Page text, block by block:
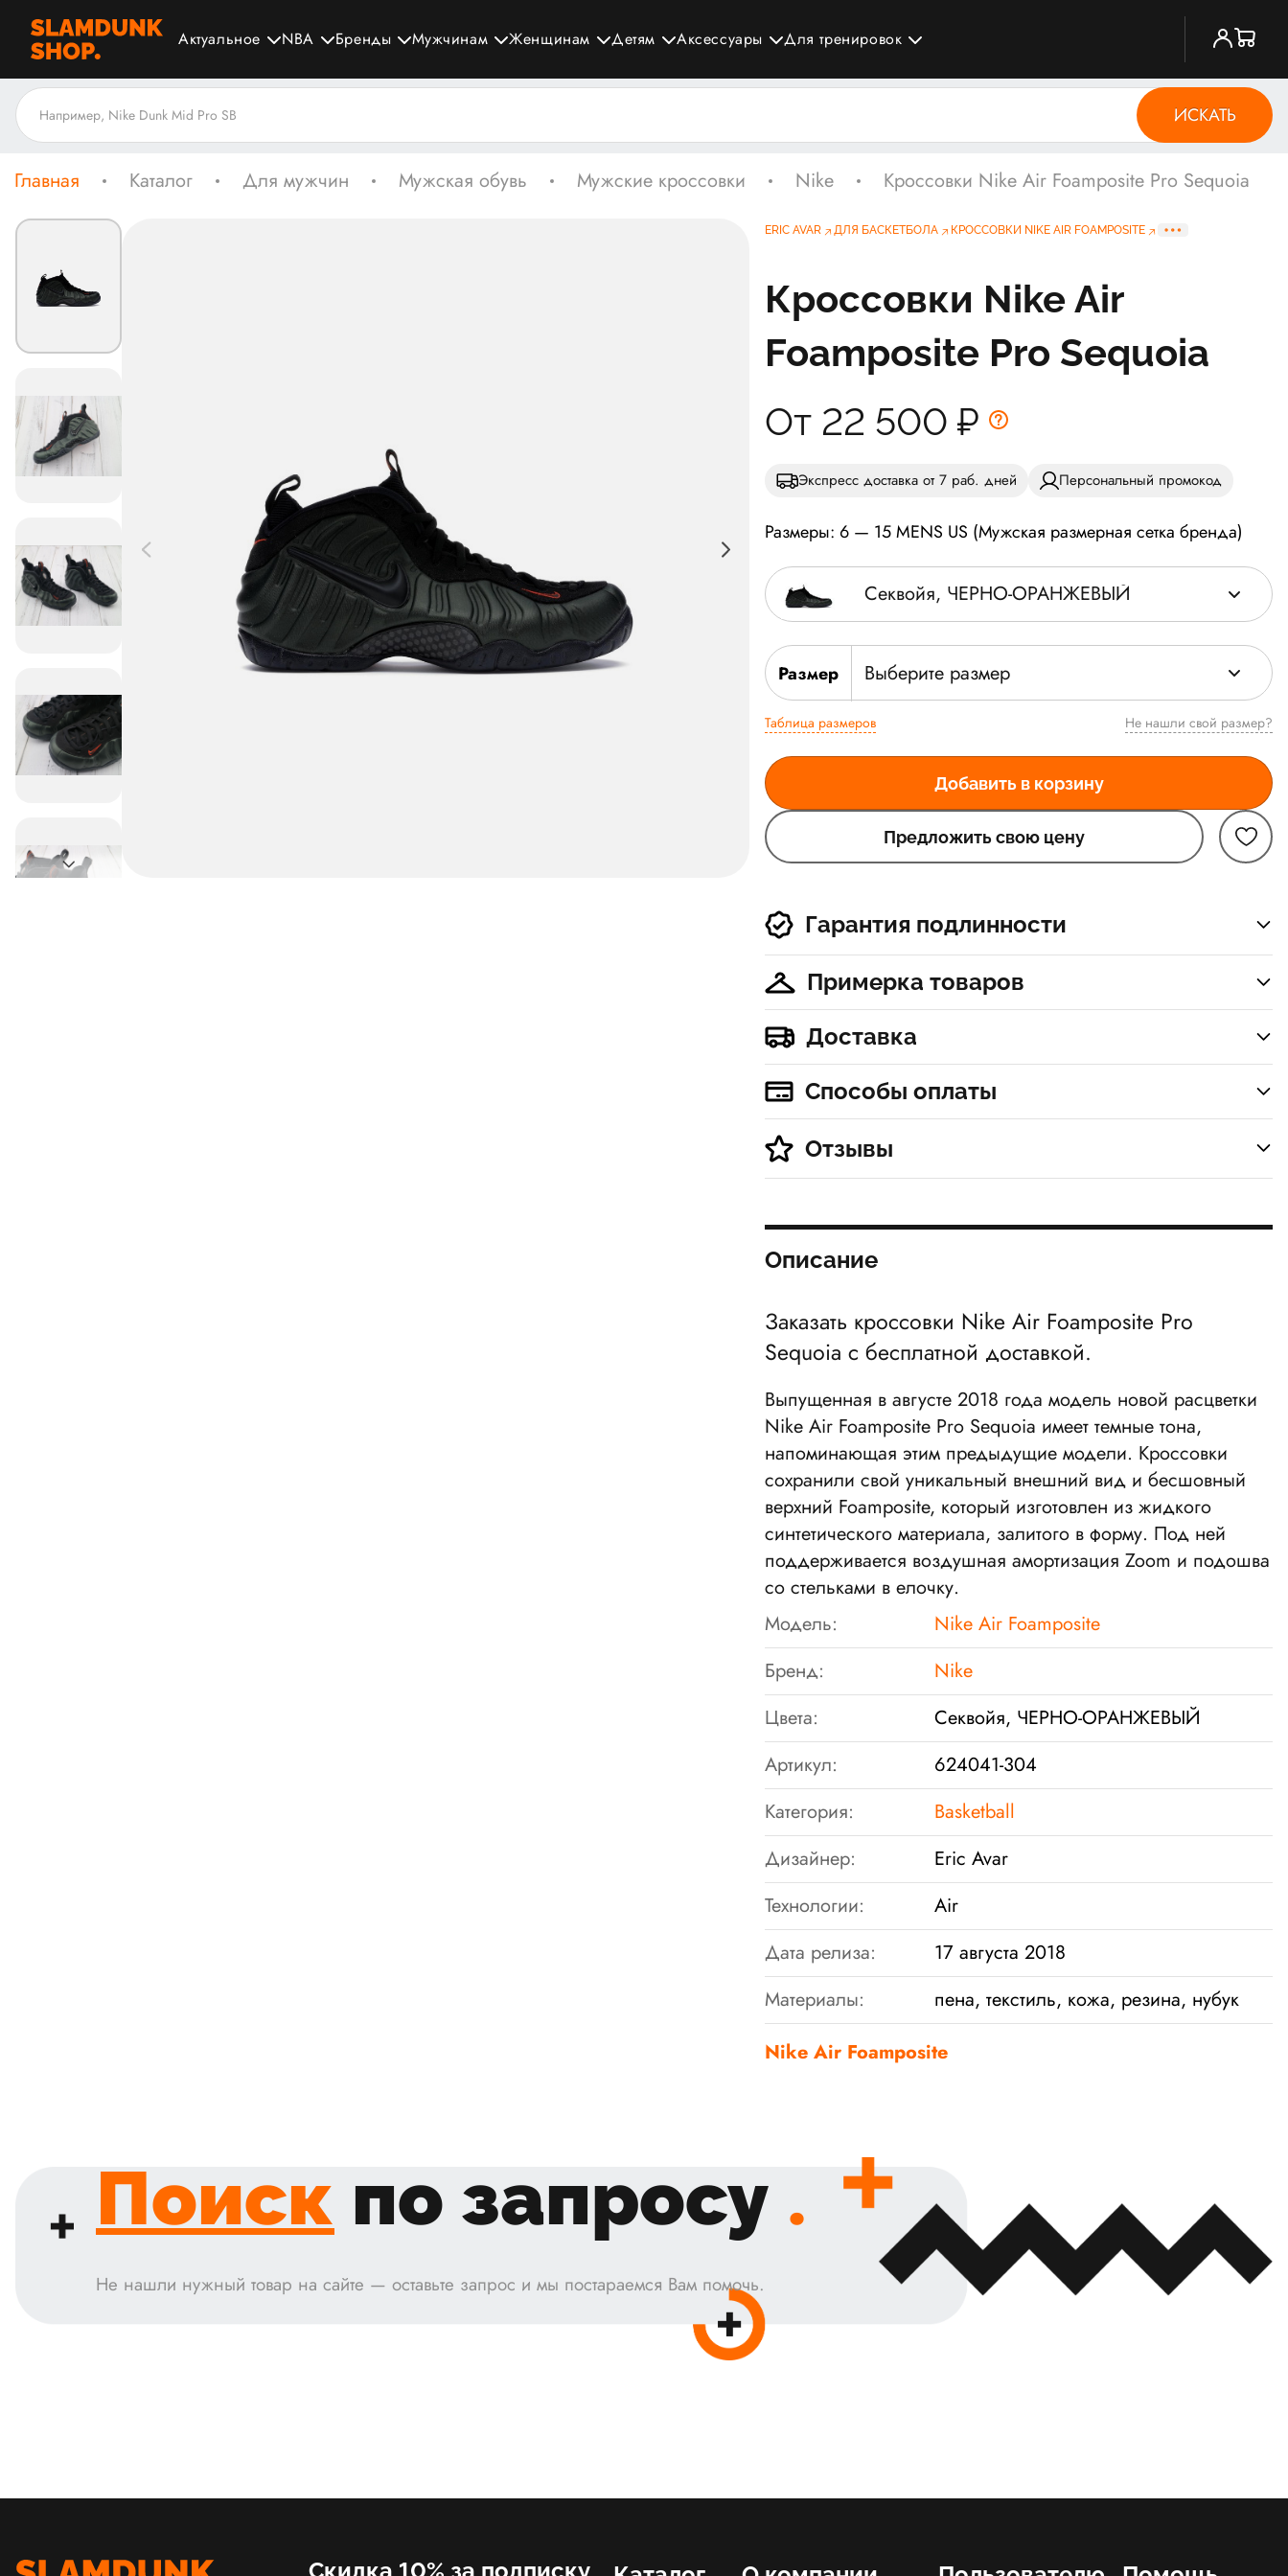
Актуальное NBA Бренды Мужчинам Женщинам Детям Аксессуары Для тренировок
ИСКАТЬ
Главная Каталог Для мужчин Мужская обувь Мужские кроссовки Nike Кроссовки Nike Air Foamposite Pro Sequoia
ERIC AVAR ДЛЯ БАСКЕТБОЛА КРОССОВКИ NIKE AIR FOAMPOSITE
Кроссовки Nike Air
Foamposite Pro Sequoia
От 22 500 ₽
Экспресс доставка от 7 раб. дней Персональный промокод
Размеры: 6 — 15 MENS US (Мужская размерная сетка бренда)
Секвойя, ЧЕРНО-ОРАНЖЕВЫЙ
Размер Выберите размер
Таблица размеров Не нашли свой размер?
Добавить в корзину
Предложить свою цену
Гарантия подлинности
Примерка товаров
Доставка
Способы оплаты
Отзывы
Описание
Заказать кроссовки Nike Air Foamposite Pro
Sequoia с бесплатной доставкой.
Выпущенная в августе 2018 года модель новой расцветки
Nike Air Foamposite Pro Sequoia имеет темные тона,
напоминающая этим предыдущие модели. Кроссовки
сохранили свой уникальный внешний вид и бесшовный
верхний Foamposite, который изготовлен из жидкого
синтетического материала, залитого в форму. Под ней
поддерживается воздушная амортизация Zoom и подошва
со стельками в елочку.
Модель:
Nike Air Foamposite
Бренд:
Nike
Цвета:
Секвойя, ЧЕРНО-ОРАНЖЕВЫЙ
Артикул:
624041-304
Категория:
Basketball
Дизайнер:
Eric Avar
Технологии:
Air
Дата релиза:
17 августа 2018
Материалы:
пена, текстиль, кожа, резина, нубук
Nike Air Foamposite
Поиск по запросу .
Не нашли нужный товар на сайте — оставьте запрос и мы постараемся Вам помочь.